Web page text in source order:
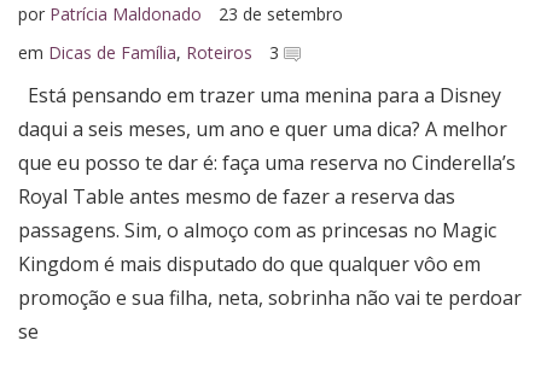
por Patrícia Maldonado
23 de setembro
em Dicas de Família, Roteiros 3
Está pensando em trazer uma menina para a Disney
daqui a seis meses, um ano e quer uma dica? A melhor
que eu posso te dar é: faça uma reserva no Cinderella’s
Royal Table antes mesmo de fazer a reserva das
passagens. Sim, o almoço com as princesas no Magic
Kingdom é mais disputado do que qualquer vôo em
promoção e sua filha, neta, sobrinha não vai te perdoar
se